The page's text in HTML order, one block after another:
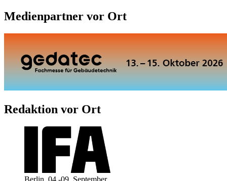
Medienpartner vor Ort
Redaktion vor Ort
Berlin, 04.-09. September